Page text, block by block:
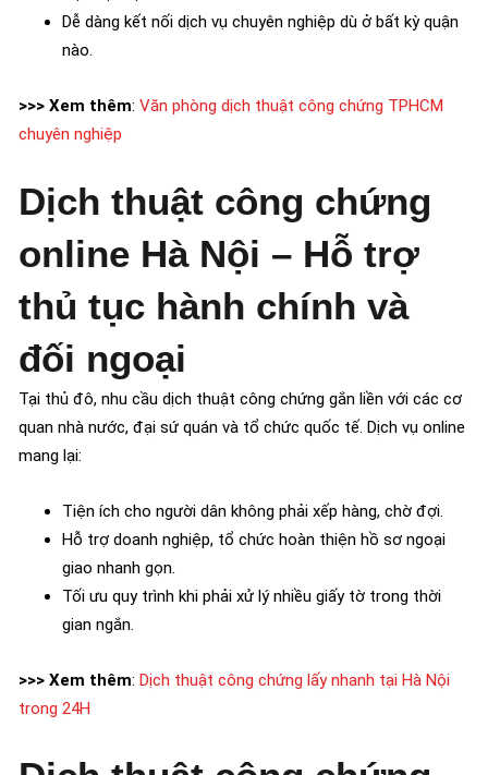
Dễ dàng kết nối dịch vụ chuyên nghiệp dù ở bất kỳ quận
nào.
>>> Xem thêm: Văn phòng dịch thuật công chứng TPHCM
chuyên nghiệp
Dịch thuật công chứng
online Hà Nội – Hỗ trợ
thủ tục hành chính và
đối ngoại
Tại thủ đô, nhu cầu dịch thuật công chứng gắn liền với các cơ
quan nhà nước, đại sứ quán và tổ chức quốc tế. Dịch vụ online
mang lại:
Tiện ích cho người dân không phải xếp hàng, chờ đợi.
Hỗ trợ doanh nghiệp, tổ chức hoàn thiện hồ sơ ngoại
giao nhanh gọn.
Tối ưu quy trình khi phải xử lý nhiều giấy tờ trong thời
gian ngắn.
>>> Xem thêm: Dịch thuật công chứng lấy nhanh tại Hà Nội
trong 24H